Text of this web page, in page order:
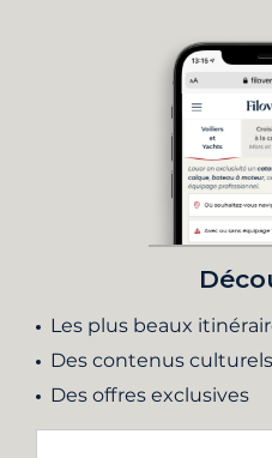
Les plus beaux
Des contenus culturels
Des offres exclusives